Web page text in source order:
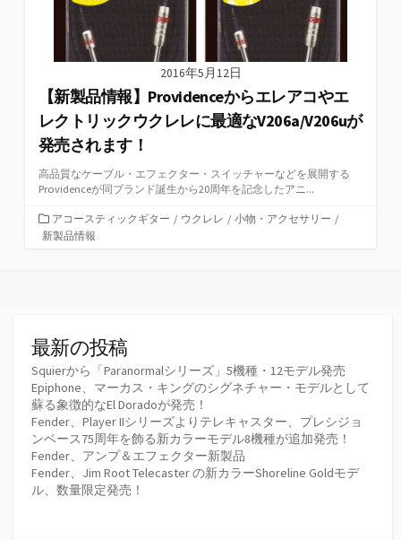
2016年5月12日
【新製品情報】Providenceからエレアコやエ
レクトリックウクレレに最適なV206a/V206uが
発売されます！
高品質なケーブル・エフェクター・スイッチャーなどを展開する
Providenceが同ブランド誕生から20周年を記念したアニ...
カ
テ
アコースティックギター / ウクレレ / 小物・アクセサリー /
新製品情報
最新の投稿
Squierから「Paranormalシリーズ」5機種・12モデル発売
Epiphone、マーカス・キングのシグネチャー・モデルとして
蘇る象徴的なEl Doradoが発売！
Fender、Player IIシリーズよりテレキャスター、プレシジョ
ンベース75周年を飾る新カラーモデル8機種が追加発売！
Fender、アンプ＆エフェクター新製品
Fender、Jim Root Telecaster の新カラーShoreline Goldモデ
ル、数量限定発売！